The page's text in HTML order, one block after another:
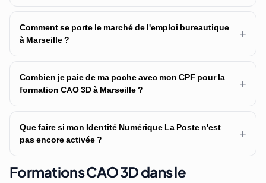
Comment se porte le marché de l'emploi bureautique
à Marseille ?
+
Combien je paie de ma poche avec mon CPF pour la
formation CAO 3D à Marseille ?
+
Que faire si mon Identité Numérique La Poste n'est
pas encore activée ?
+
Formations CAO 3D dans le